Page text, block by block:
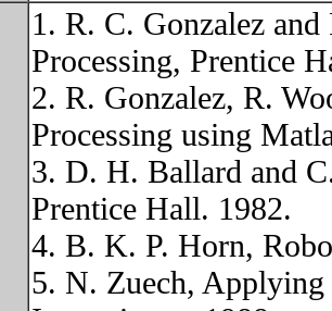
1. R. C. Gonzalez
Processing, Prentice
2. R. Gonzalez, R.
Processing using
3. D. H. Ballard and
Prentice Hall. 1982.
4. B. K. P. Horn,
5. N. Zuech,